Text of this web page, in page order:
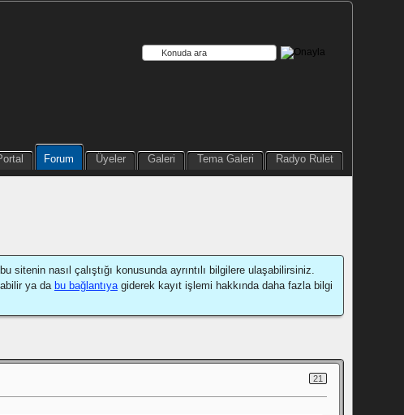
Forum Üyeler Galeri Tema Galeri Radyo Rulet
sitenin nasıl çalıştığı konusunda ayrıntılı bilgilere ulaşabilirsiniz.
ya da bu bağlantıyagiderek kayıt işlemi hakkında daha fazla bilgi
21